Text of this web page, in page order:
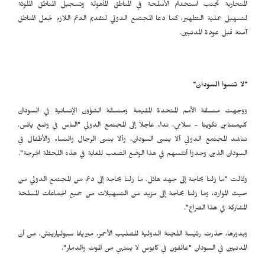
المتحاربة تجنب استخدام الأسلحة في المناطق المأهولة وتسجيل المناطق الملوثة
لتسهيل عملية التطهير، كما دعا المجتمع الدولي لتقديم الدعم اللازم لجعل المناطق
آمنة قبل عودة المدنيين.
"لا تنسوا السودان"
ووجهت منسقة الأمم المتحدة المقيمة ومنسقة الشؤون الإنسانية في السودان
كليمنتاين نكويتا - سلامي، نداء عاجلاً إلى المجتمع الدولي "الناس في وضع يائس.
نناشد المجتمع الدولي ألا ينسى السودان، وألا ينسى الرجال والنساء والأطفال في
السودان الذين وجدوا أنفسهم في هذا الوضع الصعب للغاية في هذه اللحظة الحرجة".
وقالت "ما زلنا بحاجة إلى جهد هائل. ما زلنا بحاجة إلى دعم من المجتمع الدولي من
حيث الموارد، وما زلنا بحاجة إلى مزيد من التسهيلات من جميع الجماعات المسلحة
المشاركة في هذا الصراع".
وبدورها، حذرت رئيسة اللجنة الدولية للصليب الأحمر، ميريانا سبولياريتش، من أن
المدنيين في السودان "عالقون في كابوس لا ينتهي من الموت والدمار".